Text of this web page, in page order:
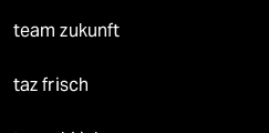
team zukunft
taz frisch